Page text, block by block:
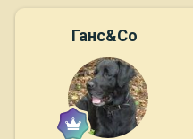
Ганс&Co